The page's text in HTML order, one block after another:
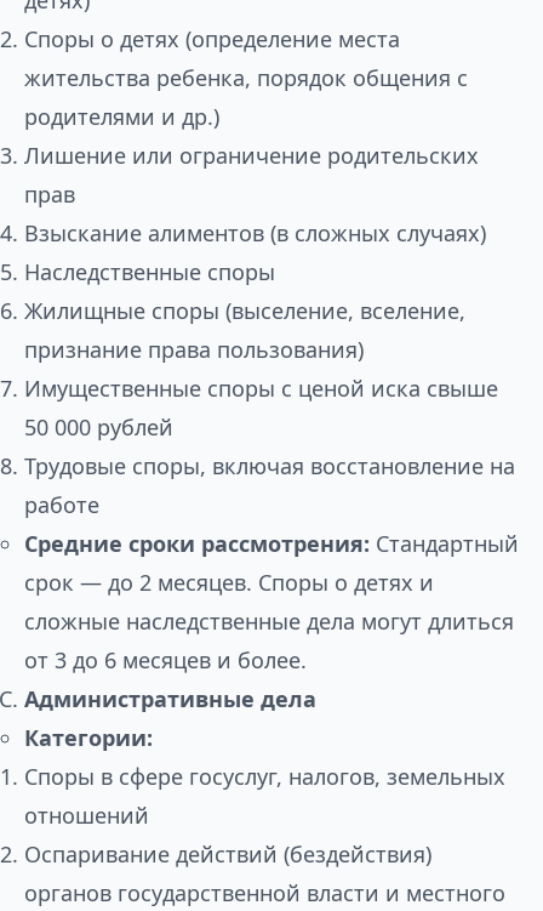
Споры о детях (определение места
жительства ребенка, порядок общения с
родителями и др.)
Лишение или ограничение родительских
прав
Взыскание алиментов (в сложных случаях)
Наследственные споры
Жилищные споры (выселение, вселение,
признание права пользования)
Имущественные споры с ценой иска свыше
50 000 рублей
Трудовые споры, включая восстановление на
работе
Средние сроки рассмотрения: Стандартный
срок — до 2 месяцев. Споры о детях и
сложные наследственные дела могут длиться
от 3 до 6 месяцев и более.
Административные дела
Категории:
Споры в сфере госуслуг, налогов, земельных
отношений
Оспаривание действий (бездействия)
органов государственной власти и местного